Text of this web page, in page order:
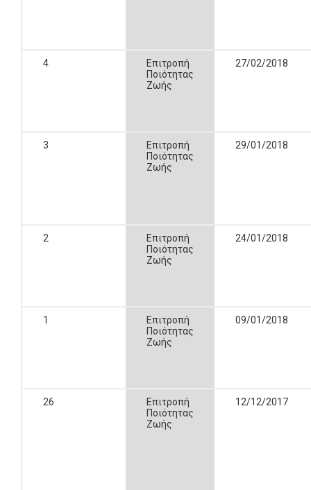
4
Επιτροπή
Ποιότητας
Ζωής
27/02/2018
3
Επιτροπή
Ποιότητας
Ζωής
29/01/2018
2
Επιτροπή
Ποιότητας
Ζωής
24/01/2018
1
Επιτροπή
Ποιότητας
Ζωής
09/01/2018
26
Επιτροπή
Ποιότητας
Ζωής
12/12/2017